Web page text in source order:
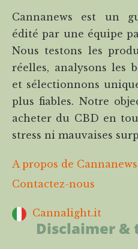
Cannanews est un
édité par une équipe
Nous testons les
réelles, analysons les
et sélectionnons
plus fiables. Notre
acheter du CBD en
stress ni mauvaises
A propos de Cannanews
Contactez-nous
Cannalight.it
Disclaimer &